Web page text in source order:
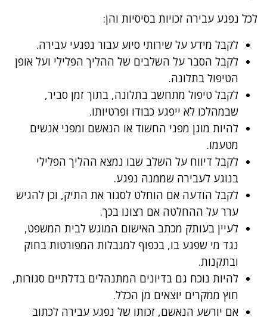
לכל נפגע עבירה זכויות בסיסיות והן:
לקבל מידע על שירותי סיוע עבור נפגעי עבירה.
לקבל הסבר על השלבים של ההליך הפלילי ועל אופן
הטיפול בתלונה.
לקבל טיפול מתחשב בתלונה, בתוך זמן סביר,
שבמהלכו לא ייפגע כבודו ופרטיותו.
להיות מוגן מפני החשוד או הנאשם ומפני אנשים
מטעמו.
לקבל דיווח על השלב שבו נמצא ההליך הפלילי
בנוגע לעבירה שממנה נפגע.
לקבל הודעה אם הוחלט לסגור את התיק, וכן להגיש
ערר על ההחלטה אם רצונו בכך.
לעיין בעותק מכתב האישום המוגש לבית המשפט,
נגד מי שפגע בו, בכפוף למגבלות המפורטות בחוק
ובתקנות.
להיות נוכח גם בדיונים המתנהלים בדלתיים סגורות,
חוץ ממקרים יוצאים מן הכלל.
אם יורשע הנאשם, זכותו של נפגע עבירה לכתוב